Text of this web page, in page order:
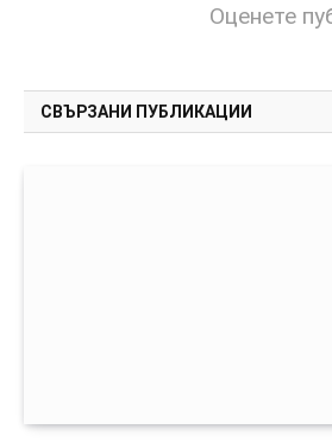
Оценете
СВЪРЗАНИ ПУБЛИКАЦИИ